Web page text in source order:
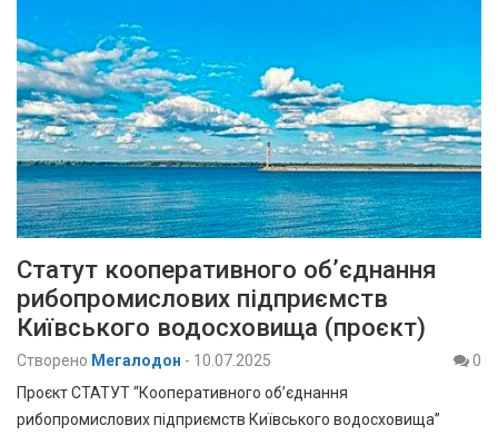
Статут кооперативного об’єднання
рибопромислових підприємств
Київського водосховища (проєкт)
Створено Мегалодон - 10.07.2025
0
Проєкт СТАТУТ “Кооперативного об’єднання
рибопромислових підприємств Київського водосховища”